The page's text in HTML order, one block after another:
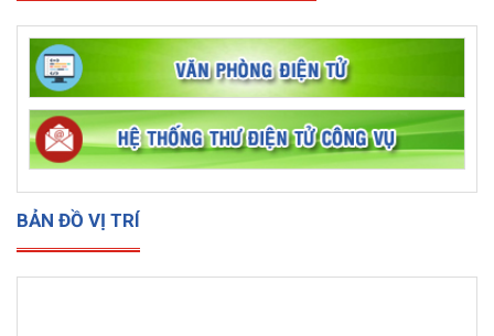
DANH MỤC PHẦN MỀM ỨNG DỤNG